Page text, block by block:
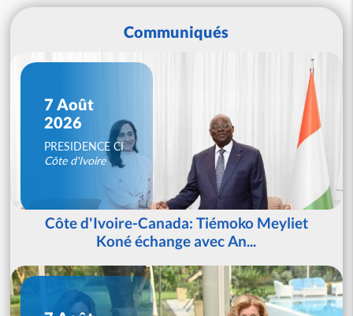
Communiqués
7 Août
2026
PRESIDENCE CI
Côte d'Ivoire
Côte d'Ivoire-Canada: Tiémoko Meyliet
Koné échange avec An...